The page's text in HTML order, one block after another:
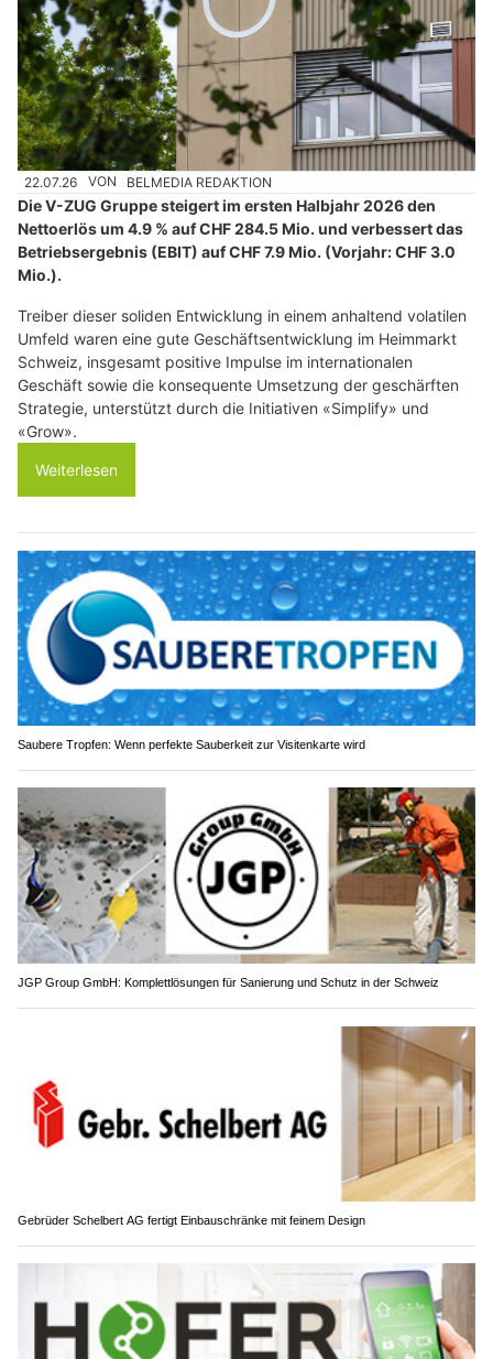
22.07.26 VON BELMEDIA REDAKTION
Die V-ZUG Gruppe steigert im ersten Halbjahr 2026 den
Nettoerlös um 4.9 % auf CHF 284.5 Mio. und verbessert das
Betriebsergebnis (EBIT) auf CHF 7.9 Mio. (Vorjahr: CHF 3.0
Mio.).
Treiber dieser soliden Entwicklung in einem anhaltend volatilen
Umfeld waren eine gute Geschäftsentwicklung im Heimmarkt
Schweiz, insgesamt positive Impulse im internationalen
Geschäft sowie die konsequente Umsetzung der geschärften
Strategie, unterstützt durch die Initiativen «Simplify» und
«Grow».
Weiterlesen
Saubere Tropfen: Wenn perfekte Sauberkeit zur Visitenkarte wird
JGP Group GmbH: Komplettlösungen für Sanierung und Schutz in der Schweiz
Gebrüder Schelbert AG fertigt Einbauschränke mit feinem Design